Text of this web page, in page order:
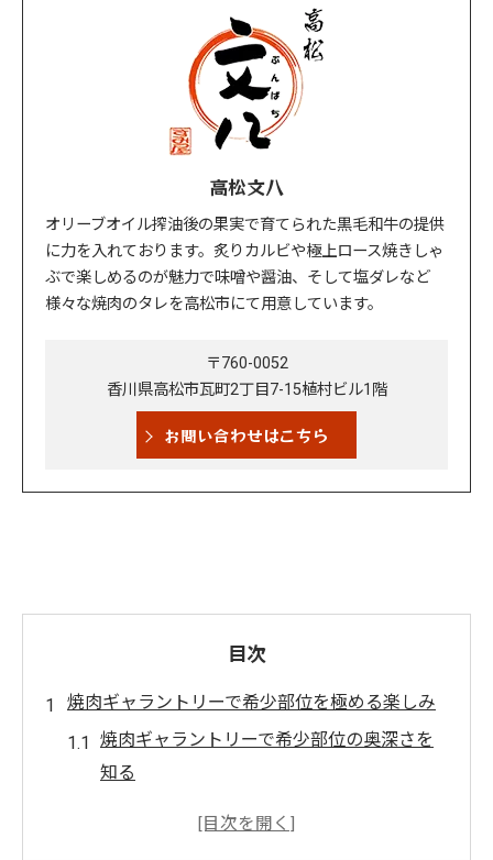
高松文八
オリーブオイル搾油後の果実で育てられた黒毛和牛の提供
に力を入れております。炙りカルビや極上ロース焼きしゃ
ぶで楽しめるのが魅力で味噌や醤油、そして塩ダレなど
様々な焼肉のタレを高松市にて用意しています。
〒760-0052
香川県高松市瓦町2丁目7-15植村ビル1階
お問い合わせはこちら
目次
焼肉ギャラントリーで希少部位を極める楽しみ
焼肉ギャラントリーで希少部位の奥深さを
知る
ギアラや赤センマイで焼肉体験を格上げ